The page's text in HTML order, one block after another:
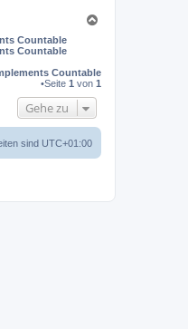
o
Countable
Countable
Countable
•Seite 1 von 1
Gehe zu
sind UTC+01:00